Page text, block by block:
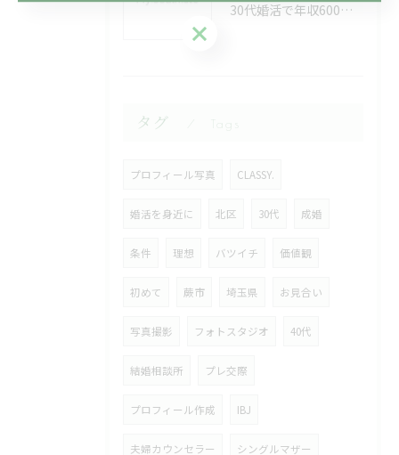
30代婚活で年収600万の条件を叶える埼玉県比企郡ときがわ町での現実と成功のポイント
タグ
プロフィール写真 CLASSY.
婚活を身近に 北区 30代 成婚
条件 理想 バツイチ 価値観
初めて 蕨市 埼玉県 お見合い
写真撮影 フォトスタジオ 40代
結婚相談所 プレ交際
プロフィール作成 IBJ
夫婦カウンセラー シングルマザー
お問い合わせはこちら